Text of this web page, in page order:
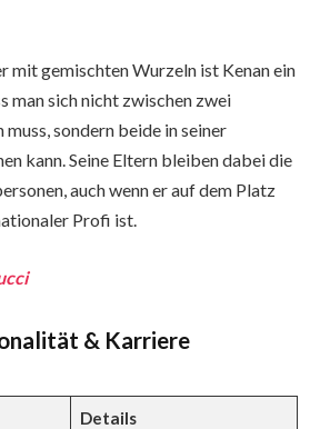
mit gemischten Wurzeln ist Kenan ein
man sich nicht zwischen zwei
sondern beide in seiner
kann. Seine Eltern bleiben dabei die
auch wenn er auf dem Platz
Profi ist.
& Karriere
Details